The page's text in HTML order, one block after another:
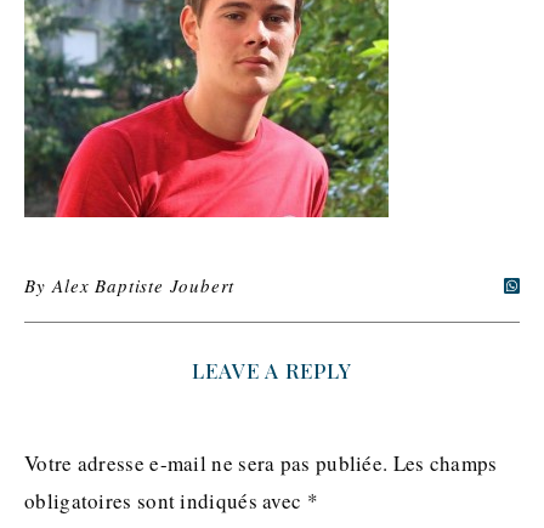
ByAlex Baptiste Joubert
LEAVE A REPLY
Votre adresse e-mail ne sera pas publiée. Les champs
obligatoires sont indiqués avec *